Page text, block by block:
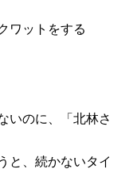
ワットをする
いのに、「北林さ
と、続かないタイ